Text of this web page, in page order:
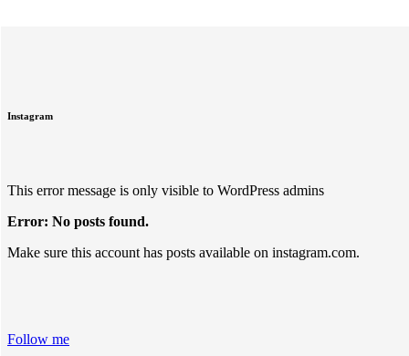
Instagram
This error message is only visible to WordPress admins
Error: No posts found.
Make sure this account has posts available on instagram.com.
Follow me